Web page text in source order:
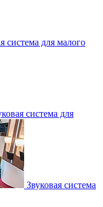
система для малого
система для
Звуковая система